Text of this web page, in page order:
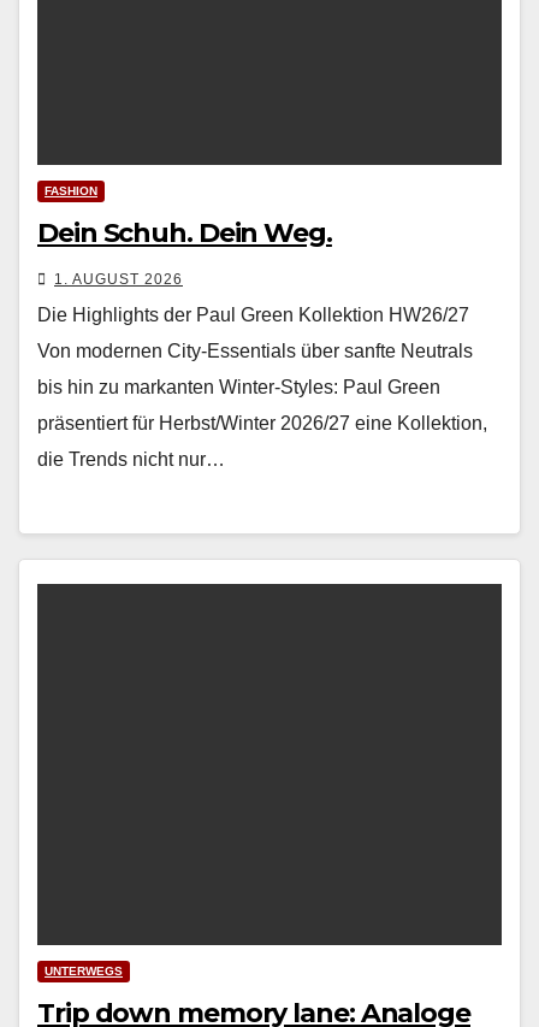
FASHION
Dein Schuh. Dein Weg.
1. AUGUST 2026
Die Highlights der Paul Green Kollektion HW26/27
Von mod­er­nen City-Essen­tials über san­fte Neu­trals
bis hin zu markan­ten Win­ter-Styles: Paul Green
präsen­tiert für Herbst/Winter 2026/27 eine Kollek­tion,
die Trends nicht nur…
UNTERWEGS
Trip down memory lane: Analoge